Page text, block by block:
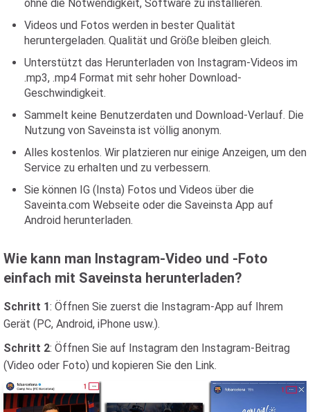
ohne die Notwendigkeit, Software zu installieren.
Videos und Fotos werden in bester Qualität
heruntergeladen. Qualität und Größe bleiben gleich.
Unterstützt das Herunterladen von Instagram-Videos im
.mp3, .mp4 Format mit sehr hoher Download-
Geschwindigkeit.
Sammelt keine Benutzerdaten und Download-Verlauf. Die
Nutzung von Saveinsta ist völlig anonym.
Alles kostenlos. Wir platzieren nur einige Anzeigen, um den
Service zu erhalten und zu verbessern.
Sie können IG (Insta) Fotos und Videos über die
Saveinta.com Webseite oder die Saveinsta App auf
Android herunterladen.
Wie kann man Instagram-Video und -Foto
einfach mit Saveinsta herunterladen?
Schritt 1: Öffnen Sie zuerst die Instagram-App auf Ihrem
Gerät (PC, Android, iPhone usw.).
Schritt 2: Öffnen Sie auf Instagram den Instagram-Beitrag
(Video oder Foto) und kopieren Sie den Link.